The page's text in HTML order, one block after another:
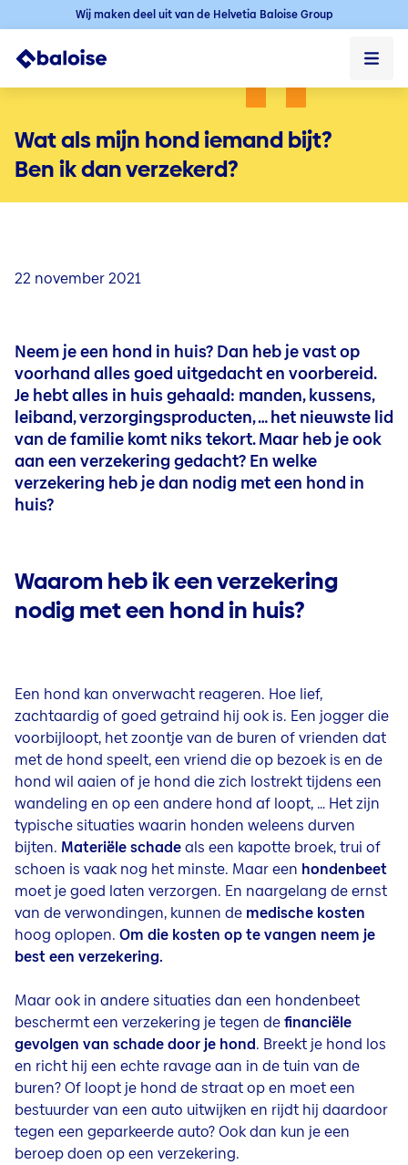
Wij maken deel uit van de Helvetia Baloise Group
Professioneel
Over ons
Autoverzekering
Verzekering elektrische auto
Motorverzekering
Mobilhomeverzekering
Verzekering lichte vracht
Fietsverzekering
Services
Pechverhelping bijstand
Schade melden
Meer informatie
Zorgeloos elektrisch rijden
Woning
Woning
Brandverzekering
Huispersoneel verzekeren
Schuldsaldoverzekering
Services
Bijstand voor je woning
Technische controle woning
Dringende herstellingen woning
Gezin
Gezin
Familiale verzekering
Ongevallenverzekering
Hospitalisatieverzekering
Services
Sparen & Beleggen
Sparen voor je pensioen
Pensioensparen | Save Plan
Beleggen
Spaar- en beleggingsverzekering | Invest
Arbeidsongeschiktheid en overlijden
Arbeidsongeschiktheidsverzekering
Overlijdensverzekering
Services
Beleggingsfondsen
Meer informatie
Sparen voor je pensioen: ontdek alle opties
Over ons
Over ons
CSR
Sportsponsoring
Baloise News
Blogs
Jaarresultaten
Contact
Logo & Beeldmateriaal
Bijstand voor je woning
Digitale factuur
Klachten
Algemene Voorwaarden
Wat als mijn hond iemand bijt?
Ben ik dan verzekerd?
22 november 2021
Neem je een hond in huis? Dan heb je vast op
voorhand alles goed uitgedacht en voorbereid.
Je hebt alles in huis gehaald: manden, kussens,
leiband, verzorgingsproducten, … het nieuwste lid
van de familie komt niks tekort. Maar heb je ook
aan een verzekering gedacht? En welke
verzekering heb je dan nodig met een hond in
huis?
Waarom heb ik een verzekering
nodig met een hond in huis?
Een hond kan onverwacht reageren. Hoe lief,
zachtaardig of goed getraind hij ook is. Een jogger die
voorbijloopt, het zoontje van de buren of vrienden dat
met de hond speelt, een vriend die op bezoek is en de
hond wil aaien of je hond die zich lostrekt tijdens een
wandeling en op een andere hond af loopt, … Het zijn
typische situaties waarin honden weleens durven
bijten. Materiële schadeals een kapotte broek, trui of
schoen is vaak nog het minste. Maar een hondenbeet
moet je goed laten verzorgen. En naargelang de ernst
van de verwondingen, kunnen de medische kosten
hoog oplopen. Om die kosten op te vangen neem je
best een verzekering.
Maar ook in andere situaties dan een hondenbeet
beschermt een verzekering je tegen definanciële
gevolgen van schade door je hond. Breekt je hond los
en richt hij een echte ravage aan in de tuin van de
buren? Of loopt je hond de straat op en moet een
bestuurder van een auto uitwijken en rijdt hij daardoor
tegen een geparkeerde auto? Ook dan kun je een
beroep doen op een verzekering.